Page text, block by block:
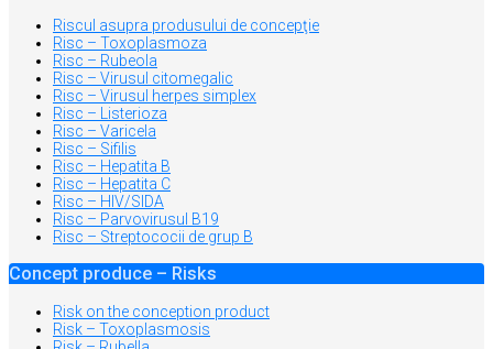
Riscul asupra produsului de concepţie
Risc – Toxoplasmoza
Risc – Rubeola
Risc – Virusul citomegalic
Risc – Virusul herpes simplex
Risc – Listerioza
Risc – Varicela
Risc – Sifilis
Risc – Hepatita B
Risc – Hepatita C
Risc – HIV/SIDA
Risc – Parvovirusul B19
Risc – Streptococii de grup B
Concept produce – Risks
Risk on the conception product
Risk – Toxoplasmosis